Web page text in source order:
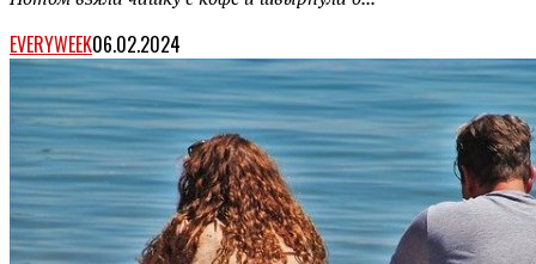
EVERYWEEK06.02.2024